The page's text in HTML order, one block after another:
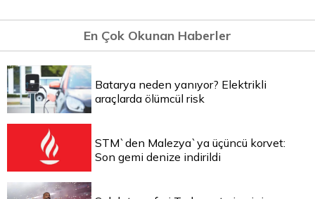
En Çok Okunan Haberler
Batarya neden yanıyor? Elektrikli
araçlarda ölümcül risk
STM`den Malezya`ya üçüncü korvet:
Son gemi denize indirildi